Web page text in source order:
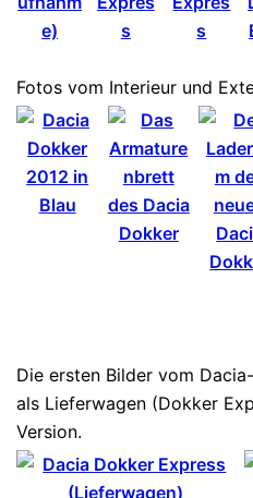
Fotos vom Interieur und
Die ersten Bilder vom
als Lieferwagen (Dokker
Version.